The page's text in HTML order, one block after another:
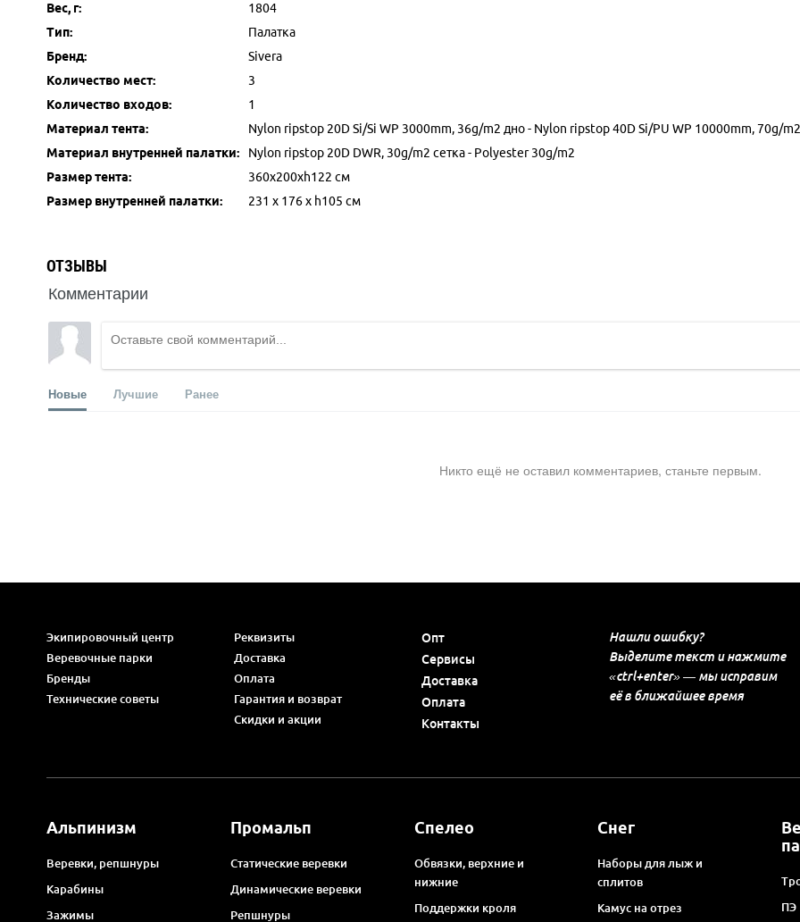
Вес, г:
1804
Тип:
Палатка
Бренд:
Sivera
Количество мест:
3
Количество входов:
1
Материал тента:
Nylon ripstop 20D Si/Si WP 3000mm, 36g/m2 дно - Nylon ripstop 40D Si/PU WP 10000mm, 70g/m2
Материал внутренней палатки:
Nylon ripstop 20D DWR, 30g/m2 сетка - Polyester 30g/m2
Размер тента:
360x200xh122 см
Размер внутренней палатки:
231 х 176 х h105 см
ОТЗЫВЫ
Комментарии
Новые Лучшие Ранее
Никто ещё не оставил комментариев, станьте первым.
Экипировочный центр
Веревочные парки
Бренды
Технические советы
Реквизиты
Доставка
Оплата
Гарантия и возврат
Скидки и акции
Опт
Сервисы
Доставка
Оплата
Контакты
Нашли ошибку?
Выделите текст и нажмите
«ctrl+enter» — мы исправим
её в ближайшее время
Альпинизм
Веревки, репшнуры
Карабины
Зажимы
Промальп
Статические веревки
Динамические веревки
Репшнуры
Спелео
Обвязки, верхние и
нижние
Поддержки кроля
Снег
Наборы для лыж и
сплитов
Камус на отрез ПЭ